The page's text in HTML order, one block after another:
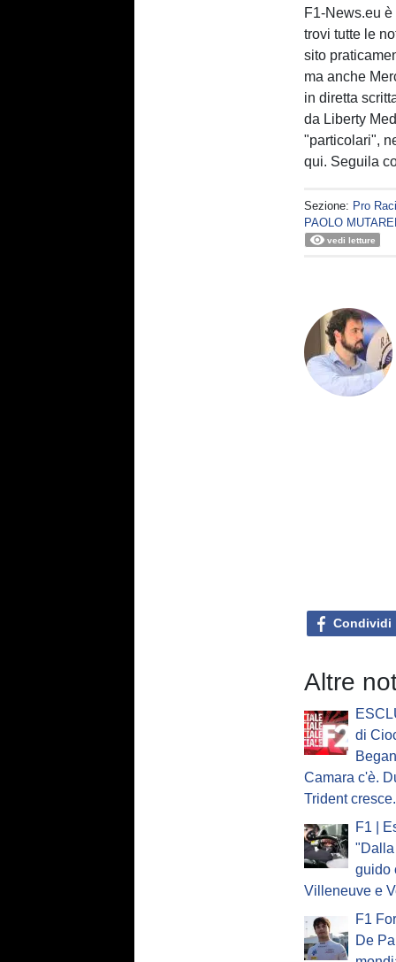
F1-News.eu
trovi tutte le
sito
ma anche
in diretta
da Liberty
"particolari",
qui. Seguila
Sezione: Pro
PAOLO
vedi letture
Condividi
Altre
di
Camara c'è.
Trident
F1 |
guido
Villeneuve e
F1
De